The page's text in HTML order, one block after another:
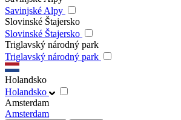
Savinjské Alpy
Slovinské Štajersko
Slovinské Štajersko
Triglavský národný park
Triglavský národný park
Holandsko
Holandsko
Amsterdam
Amsterdam